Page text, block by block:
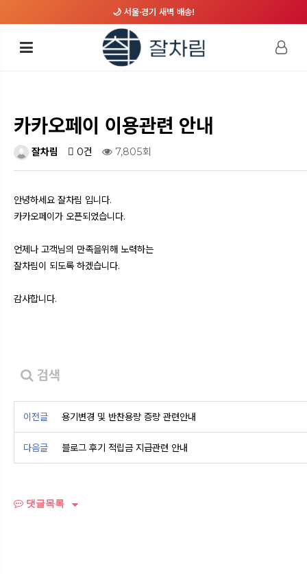
🌙 서울·경기 새벽 배송!
카카오페이 이용관련 안내
잘차림 0건 7,805회
안녕하세요 잘차림 입니다.
카카오페이가 오픈되었습니다.
언제나 고객님의 만족을위해 노력하는
잘차림이 되도록 하겠습니다.
감사합니다.
검색
이전글 용기변경 및 반찬용량 증량 관련안내
다음글 블로그 후기 적립금 지급관련 안내
댓글목록